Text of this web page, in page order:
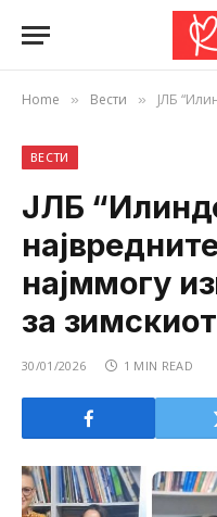
Home » Вести » ЈЛБ “Илинден” ги
ВЕСТИ
ЈЛБ
најммогу
за
30/01/2026 1 MIN READ